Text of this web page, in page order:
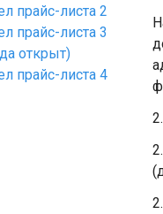
прайс-листа 2
прайс-листа 3
открыт)
прайс-листа 4